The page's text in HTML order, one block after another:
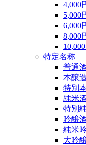
4,000
5,000
6,000
8,000
特定名称
普通
本醸
特別
純米
特別
吟醸
純米
大吟